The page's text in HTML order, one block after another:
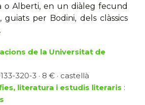
o Alberti, en un diàleg fecund
per Bodini, dels clàssics
de la Universitat de
320-3 · 8 € · castellà
literatura i estudis literaris :